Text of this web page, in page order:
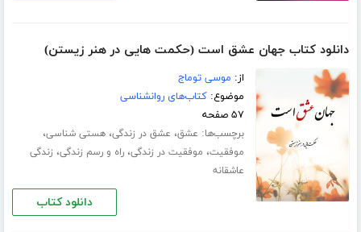
دانلود کتاب جهان عشق است (حکمت هایی در هنر زیستن)
از: موسی توماج
موضوع:کتاب‌های روانشناسی
۵۷ صفحه
برچسب‌ها: عشق، عشق در زندگی،هستی شناسی،
موفقیت، موفقیت در زندگی،راه و رسم زندگی، زندگی
عاشقانه
دانلود کتاب